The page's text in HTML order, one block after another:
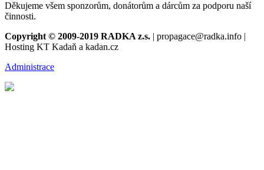
Děkujeme všem sponzorům, donátorům a dárcům za podporu naší
činnosti.
Copyright © 2009-2019 RADKA z.s. | propagace@radka.info |
Hosting KT Kadaň a kadan.cz
Administrace